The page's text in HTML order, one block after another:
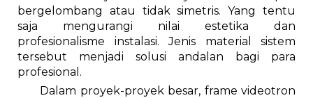
bergelombang atau tidak simetris. Yang tentu
saja mengurangi nilai estetika dan
profesionalisme instalasi. Jenis material sistem
tersebut menjadi solusi andalan bagi para
profesional.
Dalam proyek-proyek besar, frame videotron